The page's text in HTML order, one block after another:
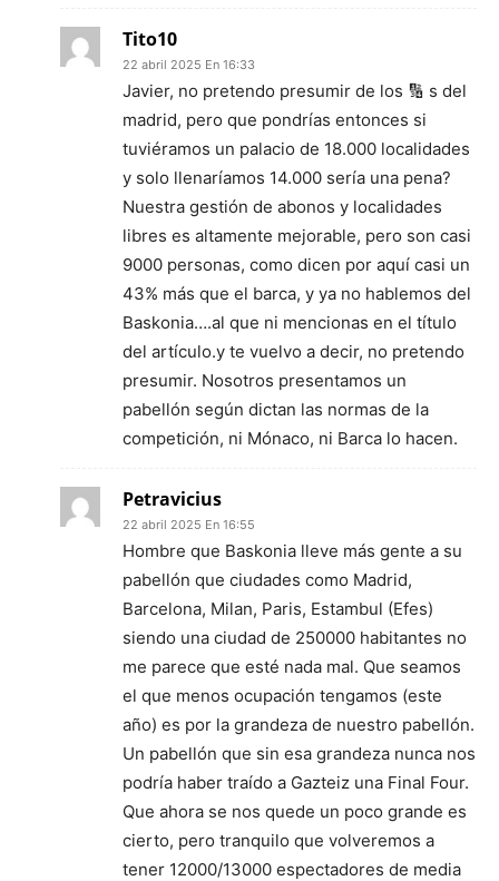
Tito10
22 abril 2025 En 16:33
Javier, no pretendo presumir de los 🔢 s del
madrid, pero que pondrías entonces si
tuviéramos un palacio de 18.000 localidades
y solo llenaríamos 14.000 sería una pena?
Nuestra gestión de abonos y localidades
libres es altamente mejorable, pero son casi
9000 personas, como dicen por aquí casi un
43% más que el barca, y ya no hablemos del
Baskonia….al que ni mencionas en el título
del artículo.y te vuelvo a decir, no pretendo
presumir. Nosotros presentamos un
pabellón según dictan las normas de la
competición, ni Mónaco, ni Barca lo hacen.
Petravicius
22 abril 2025 En 16:55
Hombre que Baskonia lleve más gente a su
pabellón que ciudades como Madrid,
Barcelona, Milan, Paris, Estambul (Efes)
siendo una ciudad de 250000 habitantes no
me parece que esté nada mal. Que seamos
el que menos ocupación tengamos (este
año) es por la grandeza de nuestro pabellón.
Un pabellón que sin esa grandeza nunca nos
podría haber traído a Gazteiz una Final Four.
Que ahora se nos quede un poco grande es
cierto, pero tranquilo que volveremos a
tener 12000/13000 espectadores de media